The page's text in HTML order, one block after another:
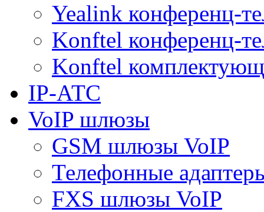
Yealink конференц-
Konftel конференц-
Konftel
IP-АТС
VoIP шлюзы
GSM шлюзы VoIP
Телефонные
FXS шлюзы VoIP